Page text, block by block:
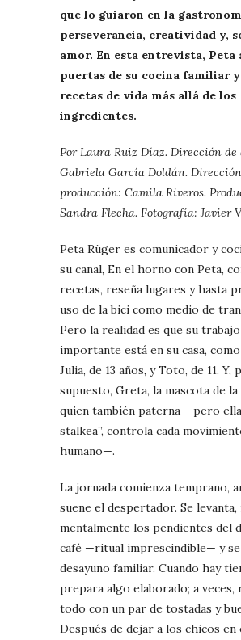
que lo guiaron en la
perseverancia, creatividad y,
amor. En esta entrevista, Peta
puertas de su cocina familiar
recetas de vida más allá de los
ingredientes.
Por Laura Ruiz Díaz. Dirección de
Gabriela García Doldán.
producción: Camila Riveros.
Sandra Flecha. Fotografía: Javier
Peta Rüger es comunicador y
su canal, En el horno con Peta,
recetas, reseña lugares y hasta
uso de la bici como medio de
Pero la realidad es que su trabajo
importante está en su casa,
Julia, de 13 años, y Toto, de 11. Y,
supuesto, Greta, la mascota de la
quien también paterna —pero
stalkea”, controla cada
humano—.
La jornada comienza temprano,
suene el despertador. Se levanta,
mentalmente los pendientes del
café —ritual imprescindible— y
desayuno familiar. Cuando hay
prepara algo elaborado; a veces,
todo con un par de tostadas y
Después de dejar a los chicos en